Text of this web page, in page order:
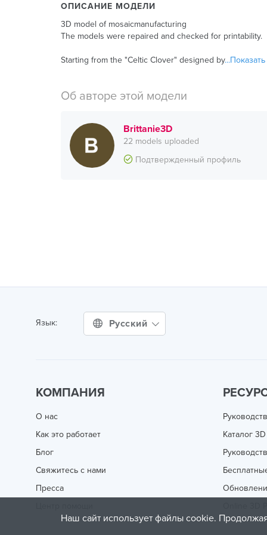
ОПИСАНИЕ МОДЕЛИ
3D model of mosaicmanufacturing
The models were repaired and checked for printability.
Starting from the "Celtic Clover" designed by
Об авторе этой модели
Brittanie3D
22 models uploaded
Подтвержденный профиль
Язык: Русский
КОМПАНИЯ
О нас
Как это работает
Блог
Свяжитесь с нами
Пресса
Каталог
Наш сайт использует файлы cookie.